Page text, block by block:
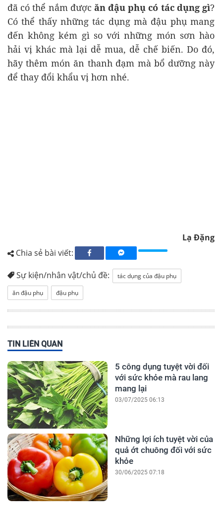
đã có thể nắm được ăn đậu phụ có tác dụng gì?
Có thể thấy những tác dụng mà đậu phụ mang
đến không kém gì so với những món sơn hào
hải vị khác mà lại dễ mua, dễ chế biến. Do đó,
hãy thêm món ăn thanh đạm mà bổ dưỡng này
để thay đổi khẩu vị hơn nhé.
Lạ Đặng
Chia sẻ bài viết:
Sự kiện/nhân vật/chủ đề:
tác dụng của đậu phụ
ăn đậu phụ
đậu phụ
TIN LIÊN QUAN
5 công dụng tuyệt vời đối
với sức khỏe mà rau lang
mang lại
03/07/2025 06:13
Những lợi ích tuyệt vời của
quả ớt chuông đối với sức
khỏe
30/06/2025 07:18